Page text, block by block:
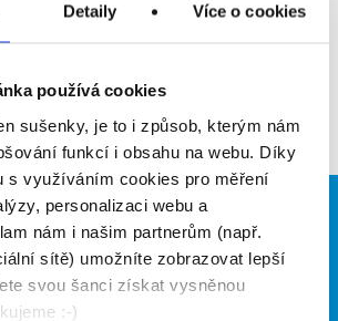
Detaily Více o cookies
používá cookies
sušenky, je to i způsob, kterým nám
funkcí i obsahu na webu. Díky
s využíváním cookies pro měření
personalizaci webu a
nám i našim partnerům (např.
sítě) umožníte zobrazovat lepší
svou šanci získat vysněnou
:-)
do oblíbených
Firmy
Vložit inzerát
Ceník